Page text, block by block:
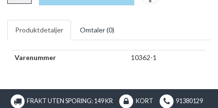
Produktdetaljer Omtaler (0)
Varenummer 10362-1
FRAKT UTEN SPORING: 149 KR KORT 91380129